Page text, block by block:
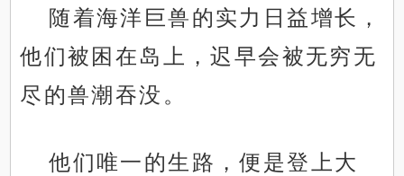
随着海洋巨兽的实力日益增长，
他们被困在岛上，迟早会被无穷无
尽的兽潮吞没。
他们唯一的生路，便是登上大